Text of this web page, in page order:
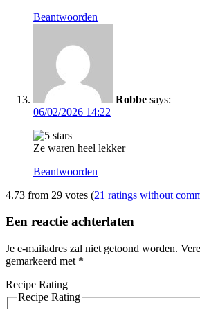
Beantwoorden
Robbe says:
06/02/2026 14:22
Ze waren heel lekker
Beantwoorden
4.73 from 29 votes (21 ratings without
Een reactie achterlaten
Je e-mailadres zal niet getoond worden.
gemarkeerd met *
Recipe Rating
Recipe Rating